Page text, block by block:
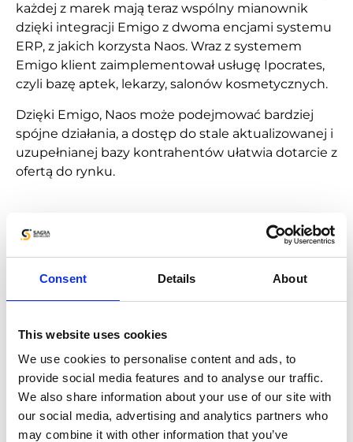
Consent Details About
This website uses cookies
We use cookies to personalise content and ads, to
provide social media features and to analyse our traffic.
We also share information about your use of our site with
our social media, advertising and analytics partners who
may combine it with other information that you’ve
każdej z marek mają teraz wspólny mianownik
dzięki integracji Emigo z dwoma encjami systemu
ERP, z jakich korzysta Naos. Wraz z systemem
Emigo klient zaimplementował usługę Ipocrates,
czyli bazę aptek, lekarzy, salonów kosmetycznych.
Dzięki Emigo, Naos może podejmować bardziej
spójne działania, a dostęp do stale aktualizowanej i
uzupełnianej bazy kontrahentów ułatwia dotarcie z
ofertą do rynku.